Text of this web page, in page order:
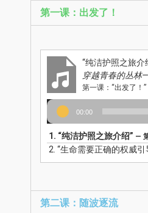
第一课：出发了！
“纯洁护照之旅介
穿越青春的丛林
第一课：“出发了！”
Audio
Player
00:00
1. “纯洁护照之旅介绍” — 第
2. “生命需要正确的权威引
第二课：随波逐流